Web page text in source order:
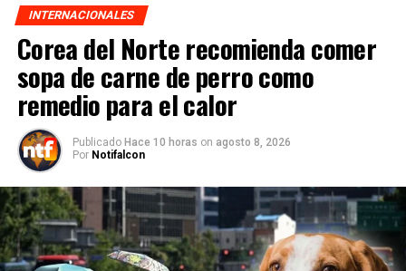
INTERNACIONALES
Corea del Norte recomienda comer
sopa de carne de perro como
remedio para el calor
Publicado Hace 10 horas on agosto 8, 2026
Por Notifalcon